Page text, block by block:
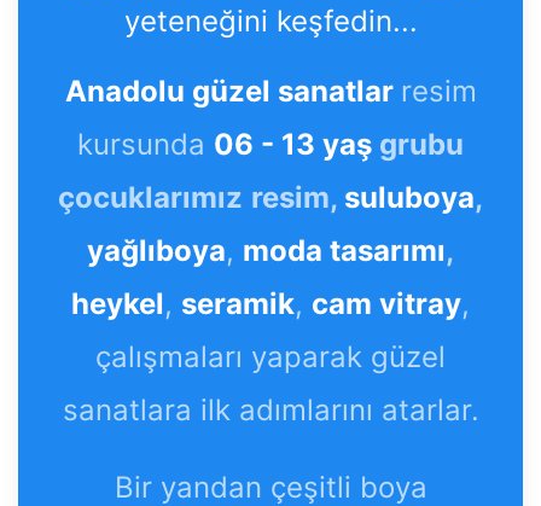
yeteneğini keşfedin...
Anadolu güzel sanatlar resim
kursunda 06 - 13 yaş grubu
çocuklarımız resim, suluboya,
yağlıboya, moda tasarımı,
heykel, seramik, cam vitray,
çalışmaları yaparak güzel
sanatlara ilk adımlarını atarlar.
Bir yandan çeşitli boya